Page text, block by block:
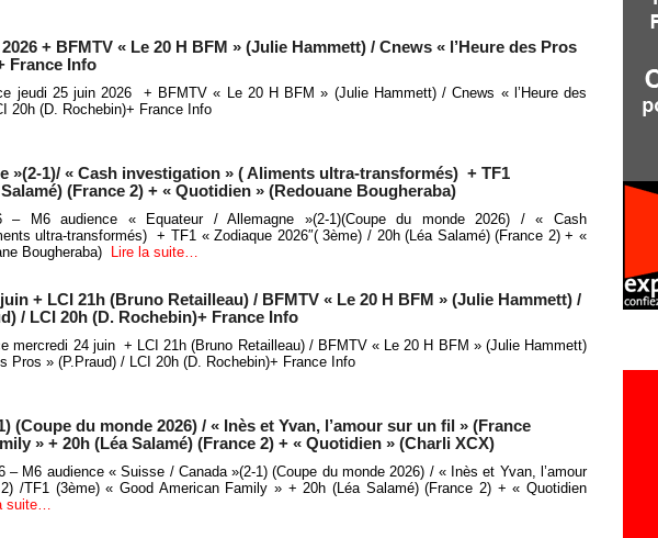
+ BFMTV « Le 20 H BFM » (Julie Hammett) / Cnews « l’Heure des Pros
France Info
jeudi 25 juin 2026 + BFMTV « Le 20 H BFM » (Julie Hammett) / Cnews « l’Heure des
20h (D. Rochebin)+ France Info
»(2-1)/ « Cash investigation » ( Aliments ultra-transformés) + TF1
(France 2) + « Quotidien » (Redouane Bougheraba)
– M6 audience « Equateur / Allemagne »(2-1)(Coupe du monde 2026) / « Cash
ultra-transformés) + TF1 « Zodiaque 2026″( 3ème) / 20h (Léa Salamé) (France 2) + «
Bougheraba)
Lire la suite…
+ LCI 21h (Bruno Retailleau) / BFMTV « Le 20 H BFM » (Julie Hammett) /
/ LCI 20h (D. Rochebin)+ France Info
mercredi 24 juin + LCI 21h (Bruno Retailleau) / BFMTV « Le 20 H BFM » (Julie Hammett)
Pros » (P.Praud) / LCI 20h (D. Rochebin)+ France Info
(Coupe du monde 2026) / « Inès et Yvan, l’amour sur un fil » (France
» + 20h (Léa Salamé) (France 2) + « Quotidien » (Charli XCX)
– M6 audience « Suisse / Canada »(2-1) (Coupe du monde 2026) / « Inès et Yvan, l’amour
/TF1 (3ème) « Good American Family » + 20h (Léa Salamé) (France 2) + « Quotidien
suite…